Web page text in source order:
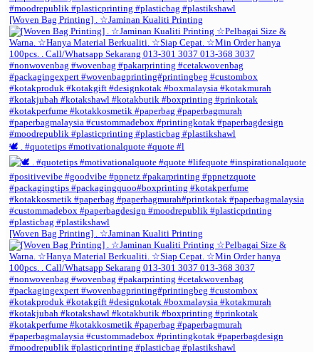
[Woven Bag Printing] . ☆Jaminan Kualiti Printing
🕊️ . #quotetips #motivationalquote #quote #l
[Woven Bag Printing] . ☆Jaminan Kualiti Printing